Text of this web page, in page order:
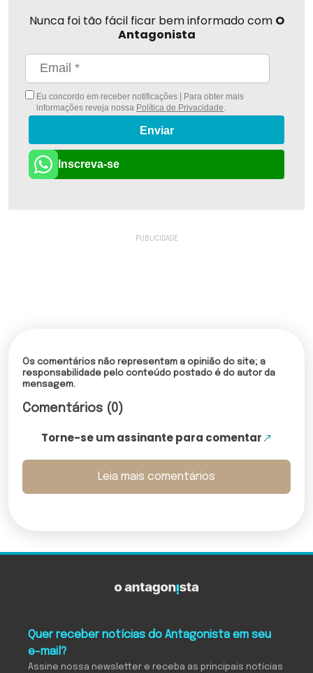
Nunca foi tão fácil ficar bem informado com O
Antagonista
Eu concordo em receber notificações | Para obter mais
informações reveja nossa Política de Privacidade
Enviar
Inscreva-se
Os comentários não representam a opinião do site; a
responsabilidade pelo conteúdo postado é do autor da
mensagem.
Comentários (0)
Torne-se um assinante para comentar
Leia mais comentários
Quer receber notícias do Antagonista em seu
e-mail?
Assine nossa newsletter e receba as principais notícias